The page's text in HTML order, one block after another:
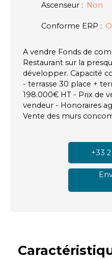
Ascenseur : Non
Conforme ERP :
A vendre Fonds de
Restaurant sur la
développer. Capacité
- terrasse 30 place +
198.000€ HT - Prix de
vendeur - Honoraires
Vente des murs
+33 2